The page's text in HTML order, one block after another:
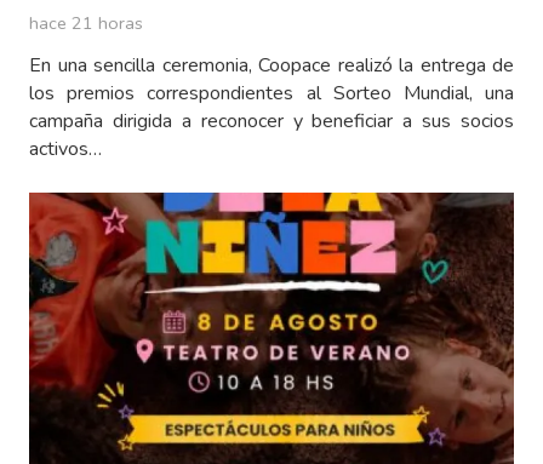
hace 21 horas
En una sencilla ceremonia, Coopace realizó la entrega de
los premios correspondientes al Sorteo Mundial, una
campaña dirigida a reconocer y beneficiar a sus socios
activos…